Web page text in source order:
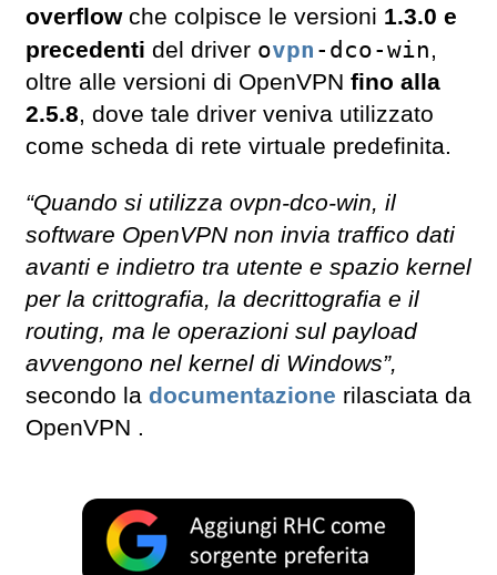
overflowche colpisce le versioni 1.3.0 e
precedenti del driver ovpn -dco-win,
oltre alle versioni di OpenVPN fino alla
2.5.8, dove tale driver veniva utilizzato
come scheda di rete virtuale predefinita.
“Quando si utilizza ovpn-dco-win, il
software OpenVPN non invia traffico dati
avanti e indietro tra utente e spazio kernel
per la crittografia, la decrittografia e il
routing, ma le operazioni sul payload
avvengono nel kernel di Windows”,
secondo la documentazione rilasciata da
OpenVPN .